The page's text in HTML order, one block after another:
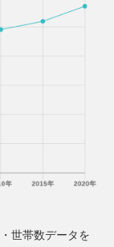
世帯数データを